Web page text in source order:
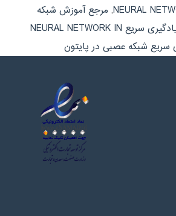
NEURAL
, مرجع آموزش شبکه
یادگیری سریع NEURAL NETWORK IN
سریع شبکه عصبی در پایتون